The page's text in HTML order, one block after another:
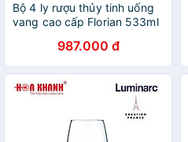
Bộ 4 ly rượu thủy tinh uống
vang cao cấp Florian 533ml
987.000 đ